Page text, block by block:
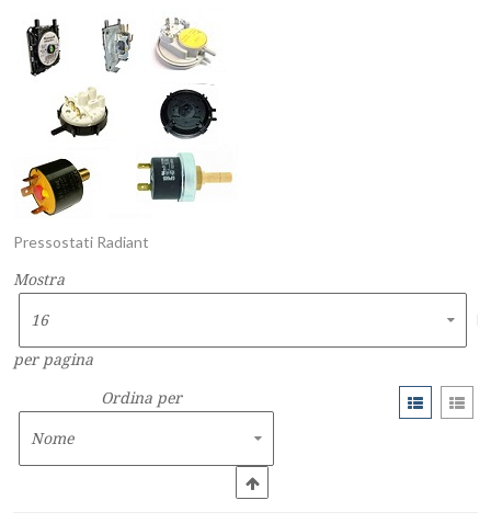
Pressostati Radiant
Mostra
per pagina
Ordina per